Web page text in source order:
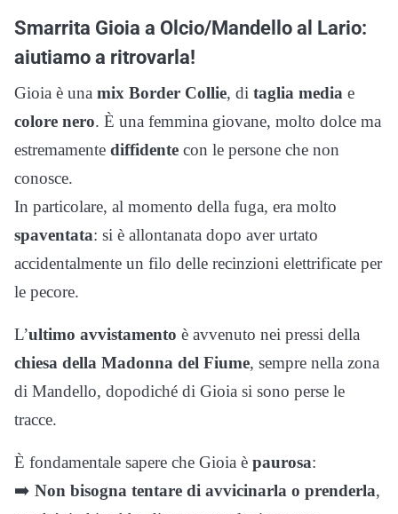
Smarrita Gioia a Olcio/Mandello al Lario:
aiutiamo a ritrovarla!
Gioia è una mix Border Collie, di taglia media e
colore nero. È una femmina giovane, molto dolce ma
estremamente diffidente con le persone che non
conosce.
In particolare, al momento della fuga, era molto
spaventata: si è allontanata dopo aver urtato
accidentalmente un filo delle recinzioni elettrificate per
le pecore.
L’ultimo avvistamento è avvenuto nei pressi della
chiesa della Madonna del Fiume, sempre nella zona
di Mandello, dopodiché di Gioia si sono perse le
tracce.
È fondamentale sapere che Gioia è paurosa:
➡️ Non bisogna tentare di avvicinarla o prenderla,